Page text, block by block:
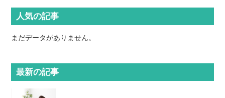
人気の記事
まだデータがありません。
最新の記事